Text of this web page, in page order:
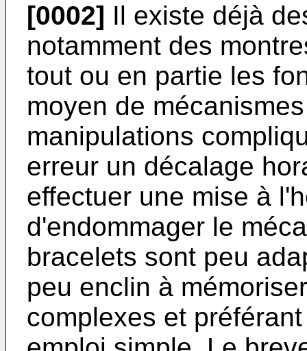
[0002] Il existe déjà
notamment des
tout ou en partie les
moyen de
manipulations
erreur un décalage
effectuer une mise à
d'endommager le
bracelets sont peu
peu enclin à
complexes et